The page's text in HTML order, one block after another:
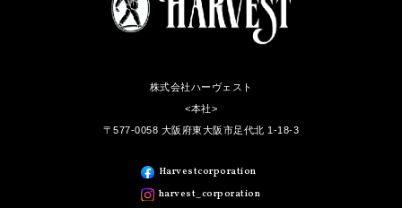
株式会社ハーヴェスト
<本社>
〒577-0058 大阪府東大阪市足代北 1-18-3
Harvestcorporation
harvest_corporation